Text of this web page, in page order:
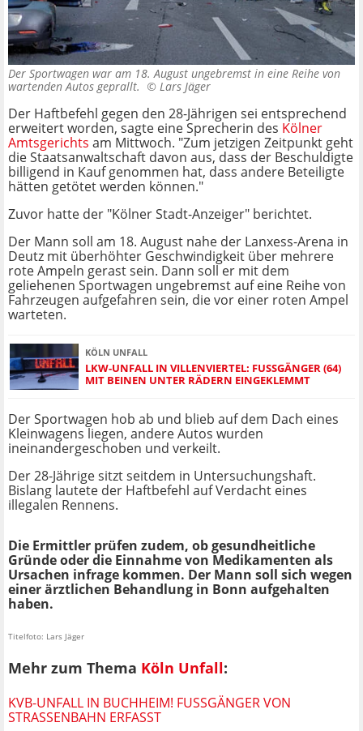
Der Sportwagen war am 18. August ungebremst in eine Reihe von
wartenden Autos geprallt. © Lars Jäger
Der Haftbefehl gegen den 28-Jährigen sei entsprechend
erweitert worden, sagte eine Sprecherin des Kölner
Amtsgerichts am Mittwoch. "Zum jetzigen Zeitpunkt geht
die Staatsanwaltschaft davon aus, dass der Beschuldigte
billigend in Kauf genommen hat, dass andere Beteiligte
hätten getötet werden können."
Zuvor hatte der "Kölner Stadt-Anzeiger" berichtet.
Der Mann soll am 18. August nahe der Lanxess-Arena in
Deutz mit überhöhter Geschwindigkeit über mehrere
rote Ampeln gerast sein. Dann soll er mit dem
geliehenen Sportwagen ungebremst auf eine Reihe von
Fahrzeugen aufgefahren sein, die vor einer roten Ampel
warteten.
KÖLN UNFALL
LKW-UNFALL IN VILLENVIERTEL: FUSSGÄNGER (64) M
IT BEINEN UNTER RÄDERN EINGEKLEMMT
Der Sportwagen hob ab und blieb auf dem Dach eines
Kleinwagens liegen, andere Autos wurden
ineinandergeschoben und verkeilt.
Der 28-Jährige sitzt seitdem in Untersuchungshaft.
Bislang lautete der Haftbefehl auf Verdacht eines
illegalen Rennens.
Die Ermittler prüfen zudem, ob gesundheitliche
Gründe oder die Einnahme von Medikamenten als
Ursachen infrage kommen. Der Mann soll sich wegen
einer ärztlichen Behandlung in Bonn aufgehalten
haben.
Titelfoto: Lars Jäger
Mehr zum Thema Köln Unfall:
KVB-UNFALL IN BUCHHEIM! FUSSGÄNGER VON S
TRASSENBAHN ERFASST